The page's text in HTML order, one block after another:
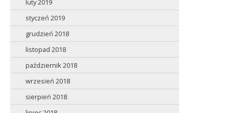
luty 2019
styczeń 2019
grudzień 2018
listopad 2018
październik 2018
wrzesień 2018
sierpień 2018